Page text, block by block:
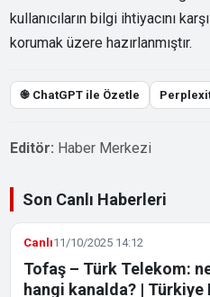
kullanıcıların bilgi ihtiyacını
korumak üzere hazırlanmıştır.
֎ ChatGPT ile Özetle
Editör: Haber Merkezi
Son Canlı Haberleri
Canlı11/10/2025 14:12
Tofaş – Türk Telekom:
hangi kanalda? |